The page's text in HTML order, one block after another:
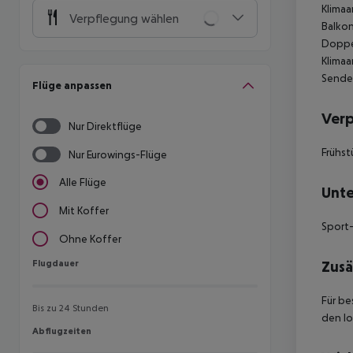
Verpflegung wählen
Flüge anpassen
Nur Direktflüge
Nur Eurowings-Flüge
Alle Flüge
Mit Koffer
Ohne Koffer
Flugdauer
Flugdauer
Bis zu 24 Stunden
Abflugzeiten
Abflugzeiten
Für
den